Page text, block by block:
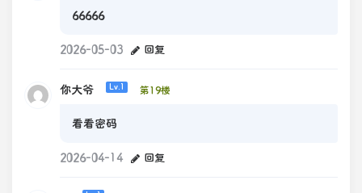
66666
2026-05-03 回复
你大爷 Lv.1 第19楼
看看密码
2026-04-14 回复